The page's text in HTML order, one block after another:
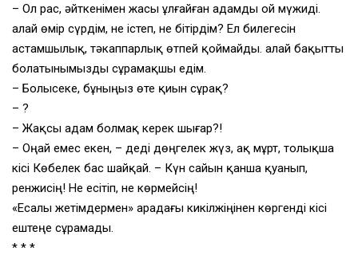
– Ол рас, әйткенімен жасы ұлғайған адамды ой мүжиді.
Қалай өмір сүрдім, не істеп, не бітірдім? Ел билегесін
астамшылық, тәкаппарлық өтпей қоймайды. Қалай бақытты
болатынымызды сұрамақшы едім.
– Болысеке, бұныңыз өте қиын сұрақ?
– ?
– Жақсы адам болмақ керек шығар?!
– Оңай емес екен, – деді дөңгелек жүз, ақ мұрт, толықша
кісі Көбелек бас шайқай. – Күн сайын қанша қуанып,
ренжисің! Не есітіп, не көрмейсің!
«Есалы жетімдермен» арадағы кикілжіңінен көргенді кісі
ештеңе сұрамады.
* * *